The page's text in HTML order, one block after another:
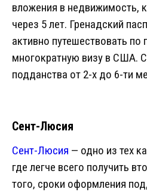
вложения в недвижимость,
через 5 лет. Гренадский
активно путешествовать по
многократную визу в США.
подданства от 2-х до 6-ти
Сент-Люсия
Сент-Люсия — одно из тех
где легче всего получить
того, сроки оформления